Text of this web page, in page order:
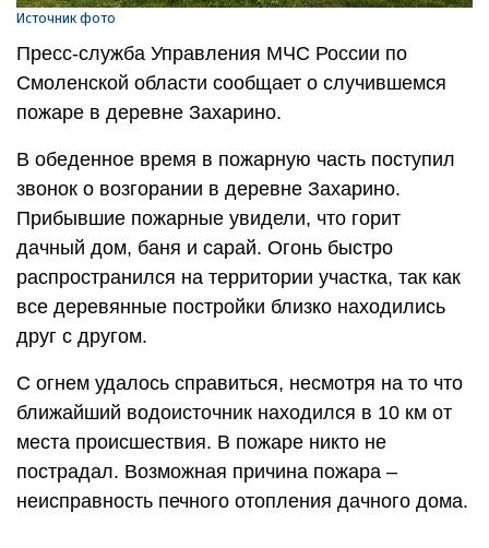
Источник фото
Пресс-служба Управления МЧС России по
Смоленской области сообщает о случившемся
пожаре в деревне Захарино.
В обеденное время в пожарную часть поступил
звонок о возгорании в деревне Захарино.
Прибывшие пожарные увидели, что горит
дачный дом, баня и сарай. Огонь быстро
распространился на территории участка, так как
все деревянные постройки близко находились
друг с другом.
С огнем удалось справиться, несмотря на то что
ближайший водоисточник находился в 10 км от
места происшествия. В пожаре никто не
пострадал. Возможная причина пожара –
неисправность печного отопления дачного дома.